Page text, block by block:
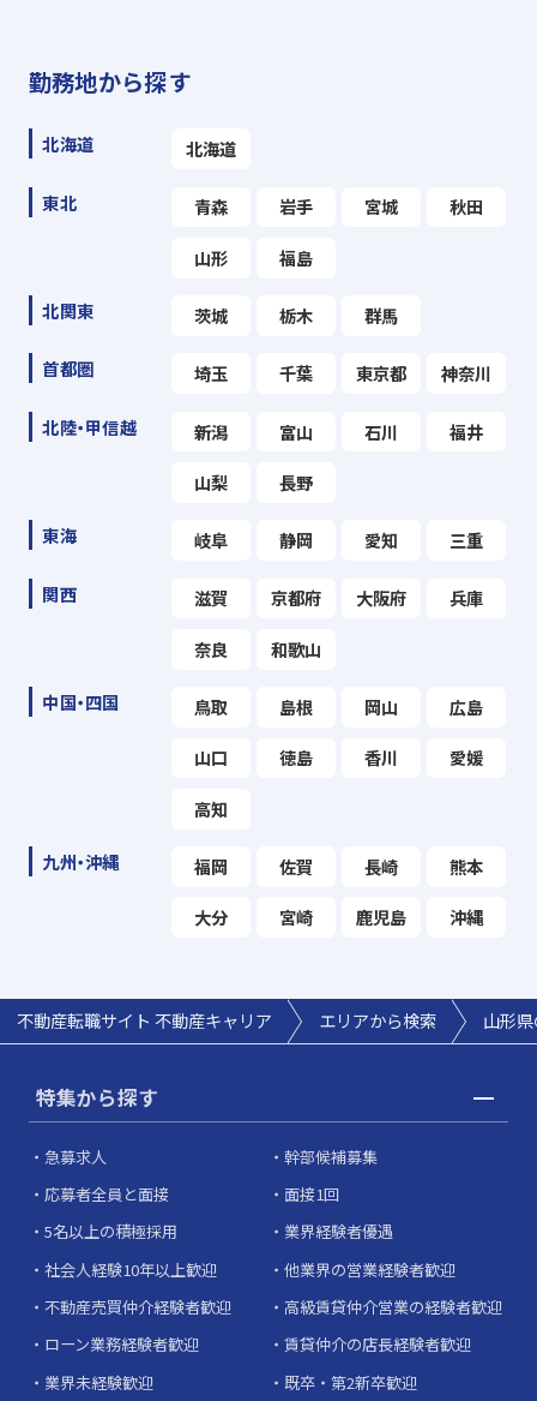
勤務地から探す
北海道 北海道
東北 青森 岩手 宮城 秋田
山形 福島
北関東 茨城 栃木 群馬
首都圏 埼玉 千葉 東京都 神奈川
北陸・甲信越 新潟 富山 石川 福井
山梨 長野
東海 岐阜 静岡 愛知 三重
関西 滋賀 京都府 大阪府 兵庫
奈良 和歌山
中国・四国 鳥取 島根 岡山 広島
山口 徳島 香川 愛媛
高知
九州・沖縄 福岡 佐賀 長崎 熊本
大分 宮崎 鹿児島 沖縄
不動産転職サイト 不動産キャリア エリアから検索 山形
特集から探す
急募求人
幹部候補募集
応募者全員と面接
面接1回
5名以上の積極採用
業界経験者優遇
社会人経験10年以上歓迎
他業界の営業経験者歓迎
不動産売買仲介経験者歓迎
高級賃貸仲介営業の経験者歓迎
ローン業務経験者歓迎
賃貸仲介の店長経験者歓迎
業界未経験歓迎
既卒・第2新卒歓迎